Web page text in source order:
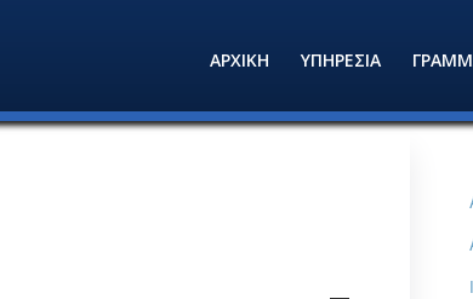
ΑΡΧΙΚΗ ΥΠΗΡΕΣΙΑ